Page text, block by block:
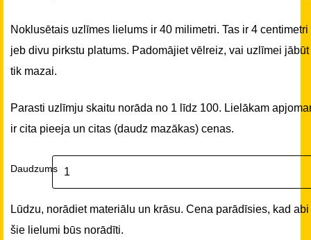
Noklusētais uzlīmes lielums ir 40 milimetri. Tas ir 4 centimetri
jeb divu pirkstu platums. Padomājiet vēlreiz, vai uzlīmei jābūt
tik mazai.
Parasti uzlīmju skaitu norāda no 1 līdz 100. Lielākam
ir cita pieeja un citas (daudz mazākas) cenas.
Daudzums
Lūdzu, norādiet materiālu un krāsu. Cena parādīsies, kad abi
šie lielumi būs norādīti.